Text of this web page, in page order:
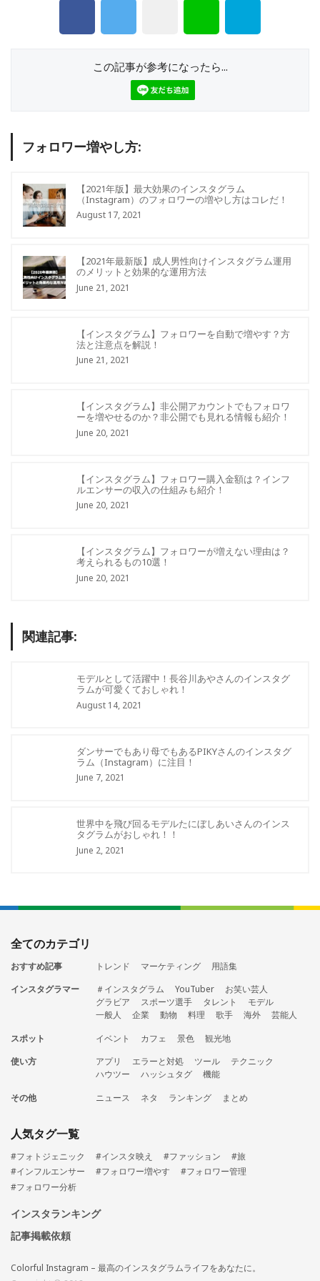
この記事が参考になったら...
フォロワー増やし方:
【2021年版】最大効果のインスタグラム
（Instagram）のフォロワーの増やし方はコレだ！
August 17, 2021
【2021年最新版】成人男性向けインスタグラム運用
のメリットと効果的な運用方法
June 21, 2021
【インスタグラム】フォロワーを自動で増やす？方
法と注意点を解説！
June 21, 2021
【インスタグラム】非公開アカウントでもフォロワ
ーを増やせるのか？非公開でも見れる情報も紹介！
June 20, 2021
【インスタグラム】フォロワー購入金額は？インフ
ルエンサーの収入の仕組みも紹介！
June 20, 2021
【インスタグラム】フォロワーが増えない理由は？
考えられるもの10選！
June 20, 2021
関連記事:
モデルとして活躍中！長谷川あやさんのインスタグ
ラムが可愛くておしゃれ！
August 14, 2021
ダンサーでもあり母でもあるPIKYさんのインスタグ
ラム（Instagram）に注目！
June 7, 2021
世界中を飛び回るモデルたにぼしあいさんのインス
タグラムがおしゃれ！！
June 2, 2021
全てのカテゴリ
おすすめ記事 トレンド マーケティング
用語集
インスタグラマー
＃インスタグラム YouTuber
お笑い芸人
グラビア
スポーツ選手 タレント
モデル
一般人
企業 動物 料理 歌手 海外
芸能人
スポット
イベント カフェ 景色
観光地
使い方
アプリ エラーと対処 ツール
テクニック
ハウツー
ハッシュタグ
機能
その他
ニュース ネタ ランキング まとめ
人気タグ一覧
#フォトジェニック #インスタ映え #ファッション
#旅
#インフルエンサー
#フォロワー増やす
#フォロワー管理
#フォロワー分析
インスタランキング
記事掲載依頼
Colorful Instagram – 最高のインスタグラムライフをあなたに。